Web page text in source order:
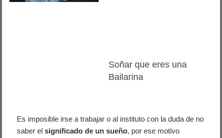
Soñar que eres una
Bailarina
Es imposible irse a trabajar o al instituto con la duda de no
saber elsignificado de un sueño, por ese motivo